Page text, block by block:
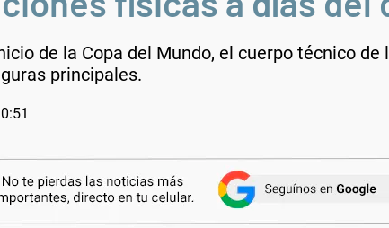
de la Copa del Mundo, el cuerpo técnico
principales.